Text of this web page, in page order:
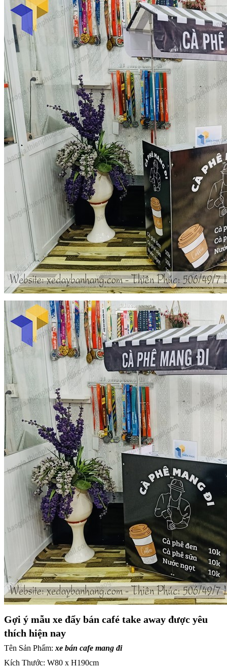
Gợi ý mẫu xe đẩy bán café take away được yêu
thích hiện nay
Tên Sản Phẩm: xe bán cafe mang đi
Kích Thước: W80 x H190cm